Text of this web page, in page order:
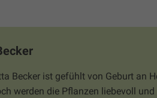
Becker ist gefühlt von Geburt an
werden die Pflanzen liebevoll